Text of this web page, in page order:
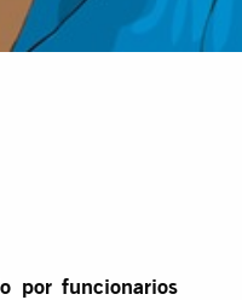
por funcionarios